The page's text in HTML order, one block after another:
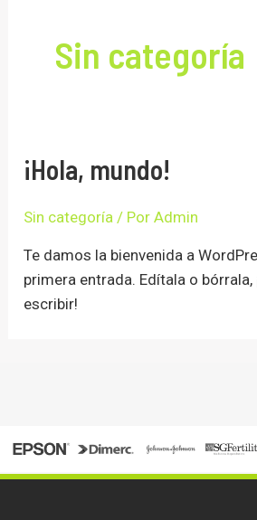
Sin categoría
¡Hola, mundo!
Sin categoría / PorAdmin
Te damos la bienvenida a
primera entrada. Edítala o bórrala,
escribir!